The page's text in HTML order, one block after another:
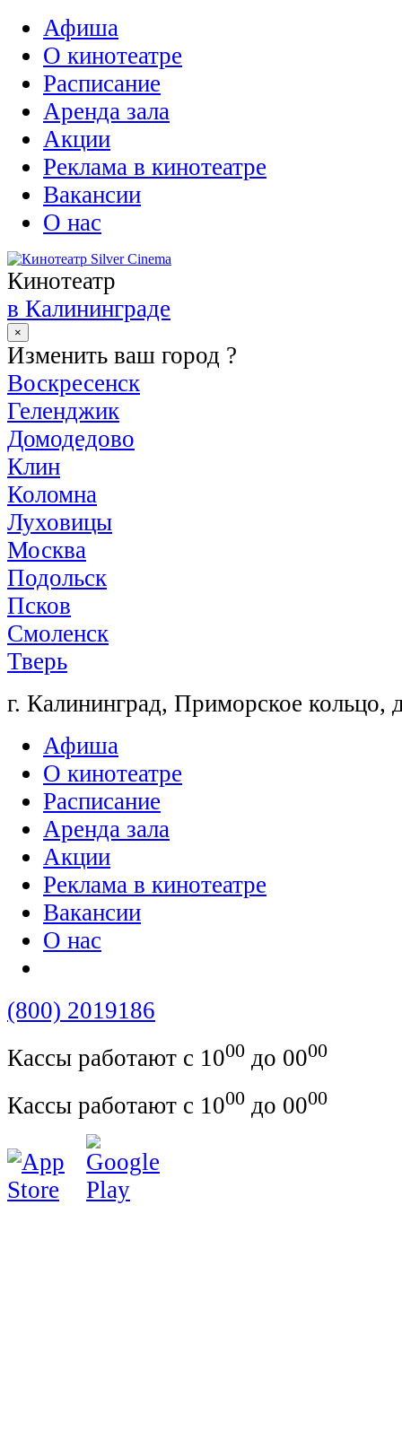
Афиша
О кинотеатре
Расписание
Аренда зала
Акции
Реклама в кинотеатре
Вакансии
О нас
Кинотеатр
в Калининграде
×
Изменить ваш город ?
Воскресенск
Геленджик
Домодедово
Клин
Коломна
Луховицы
Москва
Подольск
Псков
Смоленск
Тверь
г. Калининград, Приморское
Афиша
О кинотеатре
Расписание
Аренда зала
Акции
Реклама в кинотеатре
Вакансии
О нас
(800) 2019186
Кассы работают с 1000 до 0000
Кассы работают с 1000 до 0000